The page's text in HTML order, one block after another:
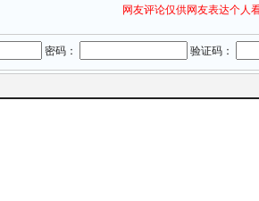
网友评论仅供网友表达个人
密码： 验证码：